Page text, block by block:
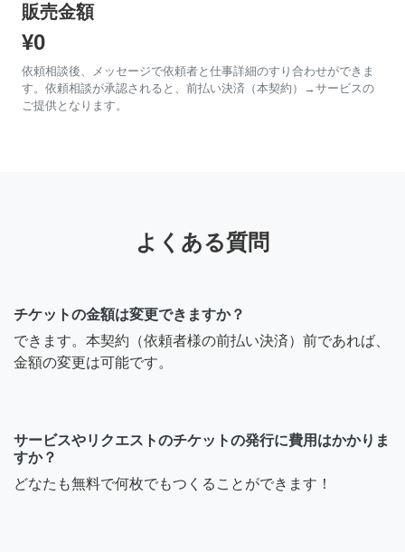
販売金額
¥0
依頼相談後、メッセージで依頼者と仕事詳細のすり合わせができま
す。依頼相談が承認されると、前払い決済（本契約）→サービスの
ご提供となります。
よくある質問
チケットの金額は変更できますか？
できます。本契約（依頼者様の前払い決済）前であれば、
金額の変更は可能です。
サービスやリクエストのチケットの発行に費用はかかりま
すか？
どなたも無料で何枚でもつくることができます！